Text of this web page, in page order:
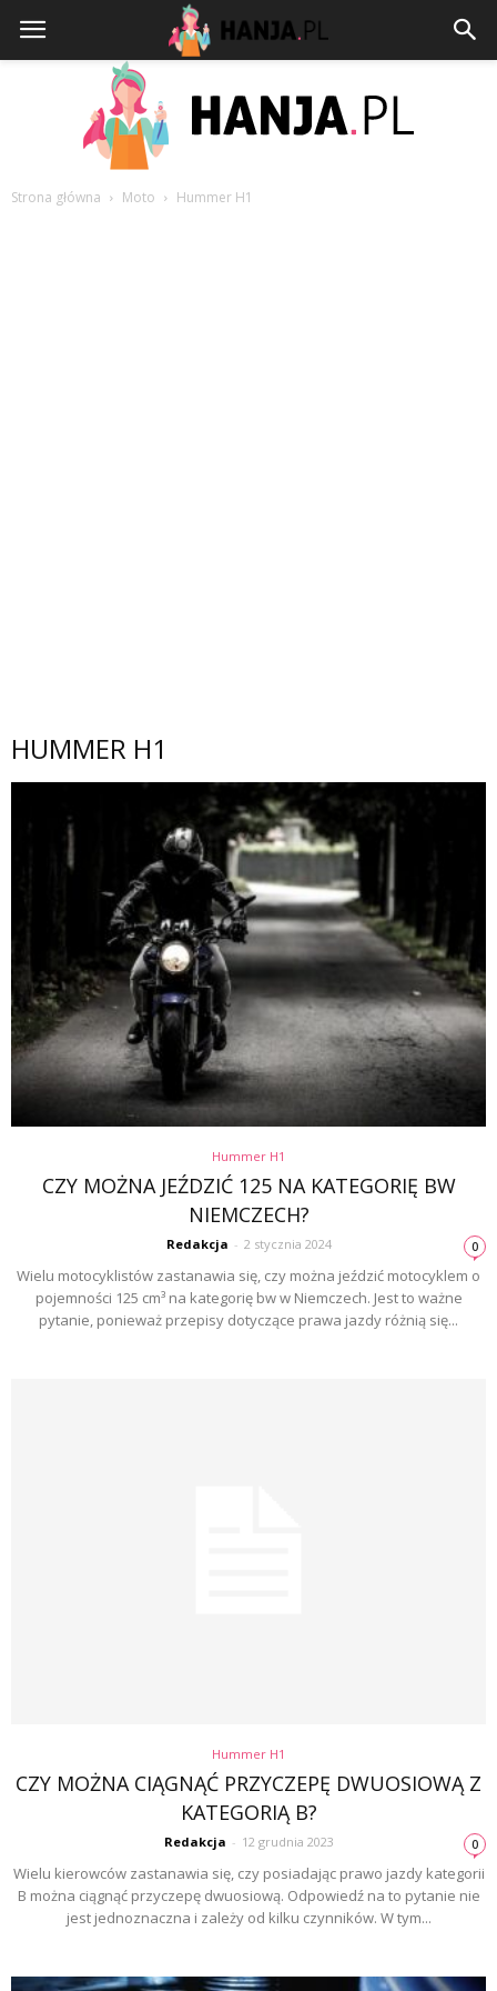
Strona główna Moto Hummer H1
HUMMER H1
Hummer H1
CZY MOŻNA JEŹDZIĆ 125 NA KATEGORIĘ BW
NIEMCZECH?
Redakcja - 2 stycznia 2024 0
Wielu motocyklistów zastanawia się, czy można jeździć motocyklem o
pojemności 125 cm³ na kategorię bw w Niemczech. Jest to ważne
pytanie, ponieważ przepisy dotyczące prawa jazdy różnią się...
Hummer H1
CZY MOŻNA CIĄGNĄĆ PRZYCZEPĘ DWUOSIOWĄ Z
KATEGORIĄ B?
Redakcja - 12 grudnia 2023 0
Wielu kierowców zastanawia się, czy posiadając prawo jazdy kategorii
B można ciągnąć przyczepę dwuosiową. Odpowiedź na to pytanie nie
jest jednoznaczna i zależy od kilku czynników. W tym...